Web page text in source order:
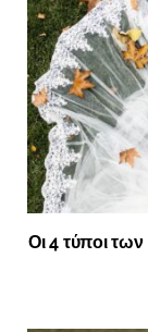
Οι 4 τύποι